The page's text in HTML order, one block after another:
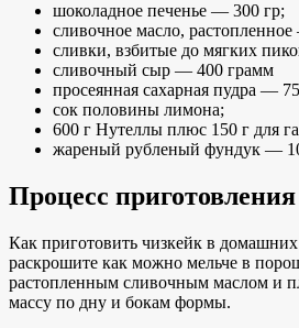
шоколадное печенье — 300 гр;
сливочное масло,
сливки, взбитые до мягких
сливочный сыр — 400 грамм
просеянная сахарная пудра —
сок половины лимона;
600 г Нутеллы плюс 150 г для
жареный рубленый фундук —
Процесс приготовления
Как приготовить чизкейк в
раскрошите как можно мельче в
растопленным сливочным маслом и
массу по дну и бокам формы.